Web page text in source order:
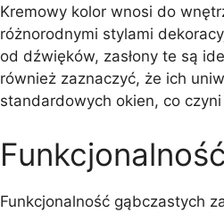
Kremowy kolor wnosi do
różnorodnymi stylami
od dźwięków, zasłony te są
również zaznaczyć, że ich
standardowych okien, co
Funkcjonalność gąbczastych